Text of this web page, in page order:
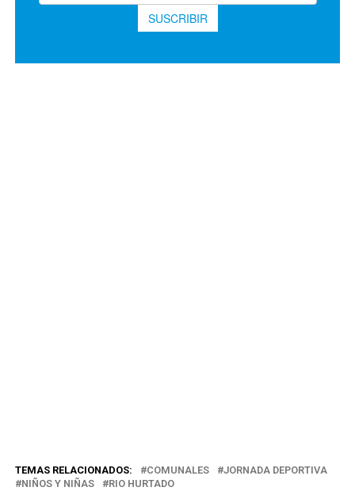
TEMAS RELACIONADOS: COMUNALES
JORNADA DEPORTIVA
NIÑOS Y NIÑAS
RIO HURTADO